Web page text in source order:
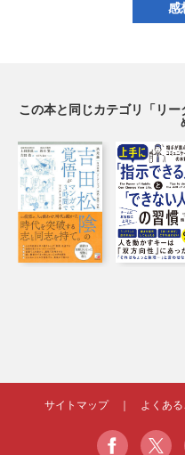
感
この本と同じカテゴリ「リ
サイトマップ｜ よくあ